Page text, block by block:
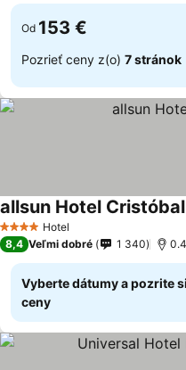
Od 153 €
Pozrieť ceny z(o) 7 stránok
4 Počet hviezdičiek
Hotel
allsun Hotel
8,4 Veľmi dobré 1 340
Vyberte dátumy a pozrite
ceny